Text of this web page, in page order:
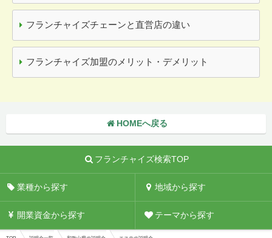
フランチャイズチェーンと直営店の違い
フランチャイズ加盟のメリット・デメリット
HOMEへ戻る
フランチャイズ検索TOP
業種から探す 地域から探す
開業資金から探す テーマから探す